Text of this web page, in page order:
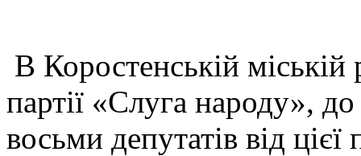
В Коростенській
партії «Слуга народу»,
восьми депутатів від цієї